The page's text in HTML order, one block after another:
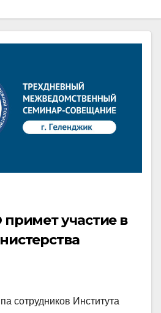
участие в
сотрудников Института